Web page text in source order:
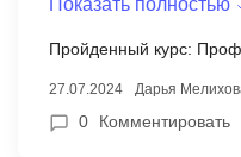
прикладных
питона), что сделало
Показать полностью
Пройденный курс:
27.07.2024 Дарья
0 Комментировать